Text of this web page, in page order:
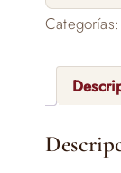
Categorías: